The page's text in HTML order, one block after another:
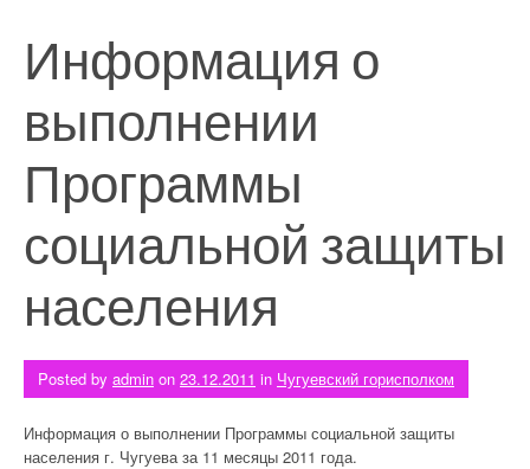
Информация о
выполнении
Программы
социальной защиты
населения
Posted by admin on 23.12.2011 in Чугуевский горисполком
Информация о выполнении Программы социальной защиты
населения г. Чугуева за 11 месяцы 2011 года.